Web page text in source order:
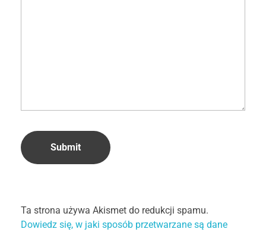
Ta strona używa Akismet do redukcji spamu.
Dowiedz się, w jaki sposób przetwarzane są dane